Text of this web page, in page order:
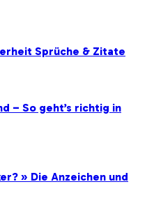
Sprüche & Zitate
– So geht’s richtig in
» Die Anzeichen und